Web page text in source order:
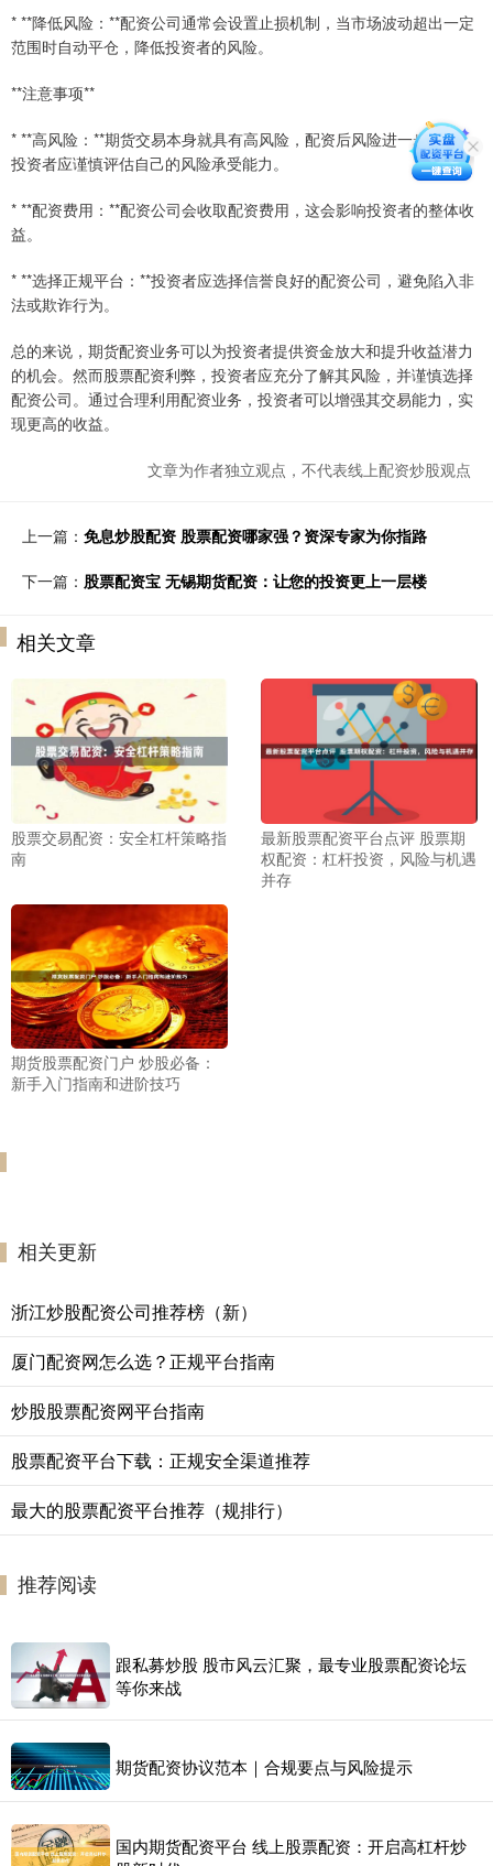
* **降低风险：**配资公司通常会设置止损机制，当市场波动超出一定
范围时自动平仓，降低投资者的风险。
**注意事项**
* **高风险：**期货交易本身就具有高风险，配资后风险进一步放大。
投资者应谨慎评估自己的风险承受能力。
* **配资费用：**配资公司会收取配资费用，这会影响投资者的整体收
益。
* **选择正规平台：**投资者应选择信誉良好的配资公司，避免陷入非
法或欺诈行为。
总的来说，期货配资业务可以为投资者提供资金放大和提升收益潜力
的机会。然而股票配资利弊，投资者应充分了解其风险，并谨慎选择
配资公司。通过合理利用配资业务，投资者可以增强其交易能力，实
现更高的收益。
文章为作者独立观点，不代表线上配资炒股观点
上一篇： 免息炒股配资 股票配资哪家强？资深专家为你指路
下一篇： 股票配资宝 无锡期货配资：让您的投资更上一层楼
相关文章
股票交易配资：安全杠杆策略指
南
最新股票配资平台点评 股票期
权配资：杠杆投资，风险与机遇
并存
期货股票配资门户 炒股必备：
新手入门指南和进阶技巧
相关更新
浙江炒股配资公司推荐榜（新）
厦门配资网怎么选？正规平台指南
炒股股票配资网平台指南
股票配资平台下载：正规安全渠道推荐
最大的股票配资平台推荐（规排行）
推荐阅读
跟私募炒股 股市风云汇聚，最专业股票配资论坛
等你来战
期货配资协议范本｜合规要点与风险提示
国内期货配资平台 线上股票配资：开启高杠杆炒